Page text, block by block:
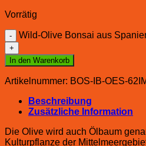
Vorrätig
Wild-Olive Bonsai aus
In den Warenkorb
Artikelnummer: BOS-IB-OES-
Beschreibung
Zusätzliche Information
Die Olive wird auch Ölbaum
Kulturpflanze der